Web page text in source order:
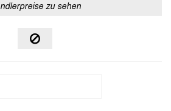
zu sehen